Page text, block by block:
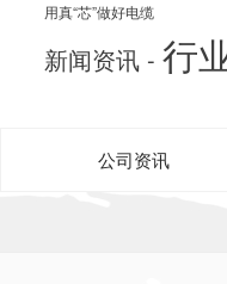
用真“芯”做好电缆
新闻资讯 - 行
公司资讯